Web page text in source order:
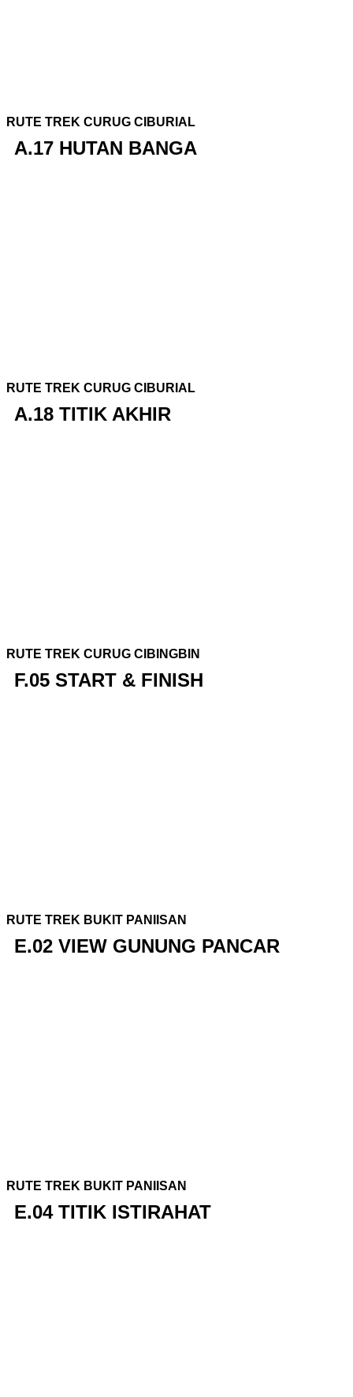
RUTE TREK CURUG CIBURIAL
A.17 HUTAN BANGA
RUTE TREK CURUG CIBURIAL
A.18 TITIK AKHIR
RUTE TREK CURUG CIBINGBIN
F.05 START & FINISH
RUTE TREK BUKIT PANIISAN
E.02 VIEW GUNUNG PANCAR
RUTE TREK BUKIT PANIISAN
E.04 TITIK ISTIRAHAT